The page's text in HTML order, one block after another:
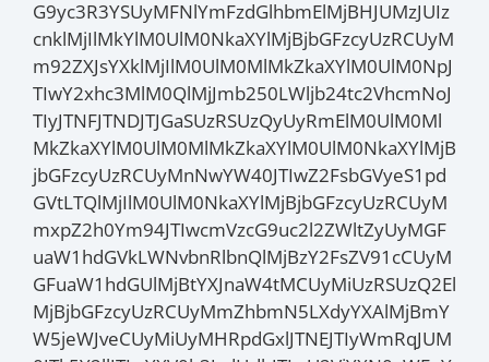
G9yc3R3YSUyMFNlYmFzdGlhbmElMjBHJUMzJUIz
cnklMjIlMkYlM0UlM0NkaXYlMjBjbGFzcyUzRCUyM
m92ZXJsYXklMjIlM0UlM0MlMkZkaXYlM0UlM0NpJ
TIwY2xhc3MlM0QlMjJmb250LWljb24tc2VhcmNoJ
TIyJTNFJTNDJTJGaSUzRSUzQyUyRmElM0UlM0Ml
MkZkaXYlM0UlM0MlMkZkaXYlM0UlM0NkaXYlMjB
jbGFzcyUzRCUyMnNwYW40JTIwZ2FsbGVyeS1pd
GVtLTQlMjIlM0UlM0NkaXYlMjBjbGFzcyUzRCUyM
mxpZ2h0Ym94JTIwcmVzcG9uc2l2ZWltZyUyMGF
uaW1hdGVkLWNvbnRlbnQlMjBzY2FsZV91cCUyM
GFuaW1hdGUlMjBtYXJnaW4tMCUyMiUzRSUzQ2El
MjBjbGFzcyUzRCUyMmZhbmN5LXdyYXAlMjBmY
W5jeWJveCUyMiUyMHRpdGxlJTNEJTIyWmRqJUM